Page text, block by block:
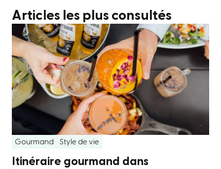
Articles les plus consultés
Gourmand Style de vie
Itinéraire gourmand dans